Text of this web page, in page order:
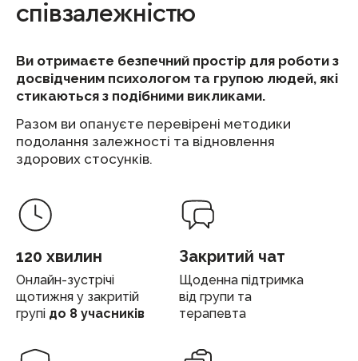
співзалежністю
Ви отримаєте безпечний простір для роботи з
досвідченим психологом та групою людей, які
стикаються з подібними викликами.
Разом ви опануєте перевірені методики
подолання залежності та відновлення
здорових стосунків.
120 хвилин
Онлайн-зустрічі
щотижня у закритій
групі до 8 учасників
Закритий чат
Щоденна підтримка
від групи та
терапевта